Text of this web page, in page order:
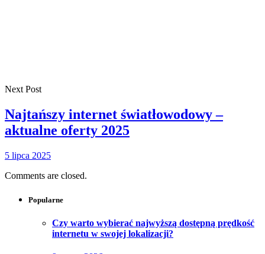
Next Post
Najtańszy internet światłowodowy –
aktualne oferty 2025
5 lipca 2025
Comments are closed.
Popularne
Czy warto wybierać najwyższą dostępną prędkość
internetu w swojej lokalizacji?